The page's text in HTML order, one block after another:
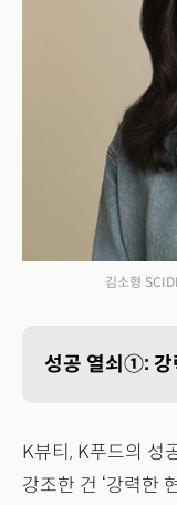
김소형
성공 열쇠①: 강
K뷰티, K푸드의 성
강조한 건 ‘강력한